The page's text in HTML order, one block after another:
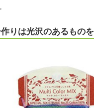
りは光沢のあるものを